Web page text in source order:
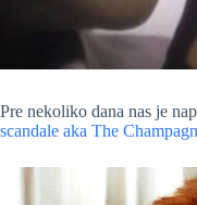
Pre nekoliko dana nas je
scandale aka The